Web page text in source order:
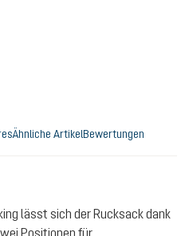
Ähnliche ArtikelBewertungen
lässt sich der Rucksack dank
Positionen für